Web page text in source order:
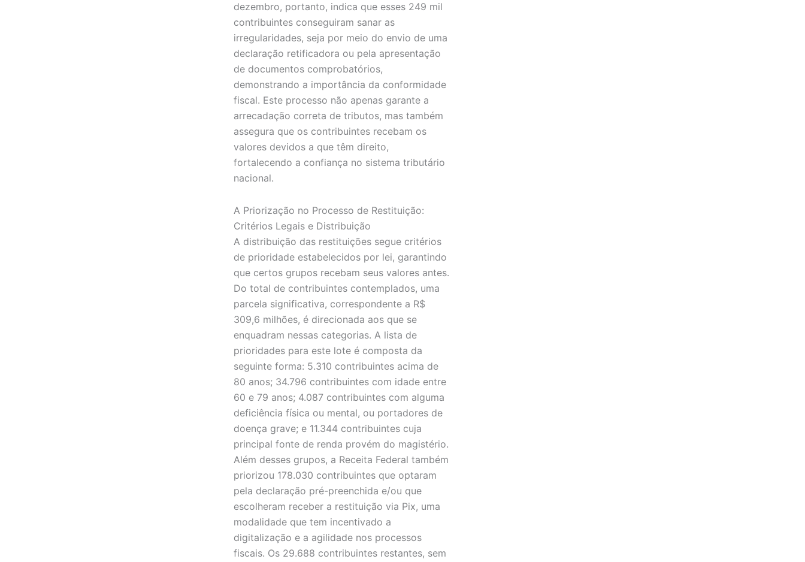
dezembro, portanto, indica que esses 249 mil
contribuintes conseguiram sanar as
irregularidades, seja por meio do envio de uma
declaração retificadora ou pela apresentação
de documentos comprobatórios,
demonstrando a importância da conformidade
fiscal. Este processo não apenas garante a
arrecadação correta de tributos, mas também
assegura que os contribuintes recebam os
valores devidos a que têm direito,
fortalecendo a confiança no sistema tributário
nacional.
A Priorização no Processo de Restituição:
Critérios Legais e Distribuição
A distribuição das restituições segue critérios
de prioridade estabelecidos por lei, garantindo
que certos grupos recebam seus valores antes.
Do total de contribuintes contemplados, uma
parcela significativa, correspondente a R$
309,6 milhões, é direcionada aos que se
enquadram nessas categorias. A lista de
prioridades para este lote é composta da
seguinte forma: 5.310 contribuintes acima de
80 anos; 34.796 contribuintes com idade entre
60 e 79 anos; 4.087 contribuintes com alguma
deficiência física ou mental, ou portadores de
doença grave; e 11.344 contribuintes cuja
principal fonte de renda provém do magistério.
Além desses grupos, a Receita Federal também
priorizou 178.030 contribuintes que optaram
pela declaração pré-preenchida e/ou que
escolheram receber a restituição via Pix, uma
modalidade que tem incentivado a
digitalização e a agilidade nos processos
fiscais. Os 29.688 contribuintes restantes, sem